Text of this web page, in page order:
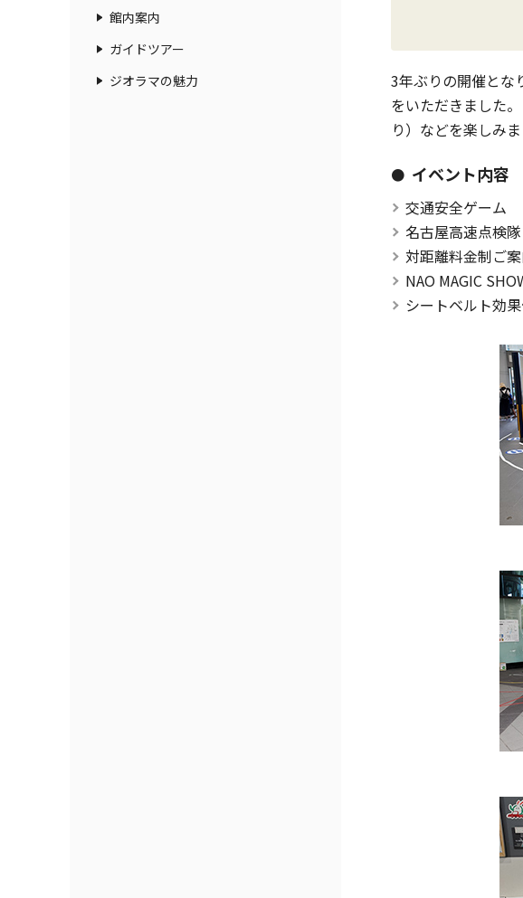
館内案内
ガイドツアー
ジオラマの魅力
3年ぶりの開催とな
をいただきました
り）などを楽しみま
イベント内容
交通安全ゲーム
名古屋高速点検隊
対距離料金制ご
NAO MAGIC
シートベルト効